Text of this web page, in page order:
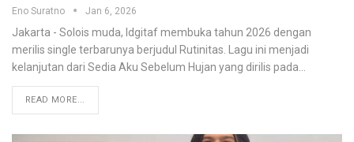
Eno Suratno Jan 6, 2026
Jakarta - Solois muda, Idgitaf membuka tahun 2026 dengan
merilis single terbarunya berjudul Rutinitas. Lagu ini menjadi
kelanjutan dari Sedia Aku Sebelum Hujan yang dirilis pada
READ MORE...